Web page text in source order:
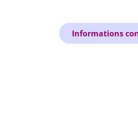
Informations